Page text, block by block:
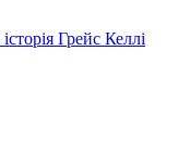
Грейс Келлі